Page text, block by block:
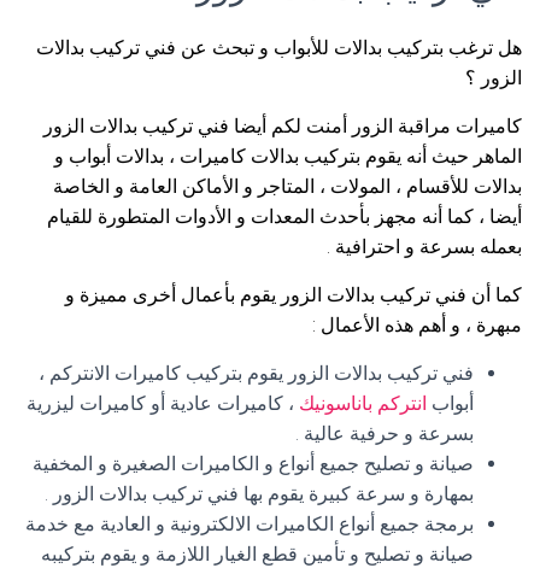
هل ترغب بتركيب بدالات للأبواب و تبحث عن فني تركيب بدالات
الزور ؟
كاميرات مراقبة الزور أمنت لكم أيضا فني تركيب بدالات الزور
الماهر حيث أنه يقوم بتركيب بدالات كاميرات ، بدالات أبواب و
بدالات للأقسام ، المولات ، المتاجر و الأماكن العامة و الخاصة
أيضا ، كما أنه مجهز بأحدث المعدات و الأدوات المتطورة للقيام
بعمله بسرعة و احترافية .
كما أن فني تركيب بدالات الزور يقوم بأعمال أخرى مميزة و
مبهرة ، و أهم هذه الأعمال :
فني تركيب بدالات الزور يقوم بتركيب كاميرات الانتركم ،
أبواب انتركم باناسونيك ، كاميرات عادية أو كاميرات ليزرية
بسرعة و حرفية عالية .
صيانة و تصليح جميع أنواع و الكاميرات الصغيرة و المخفية
بمهارة و سرعة كبيرة يقوم بها فني تركيب بدالات الزور .
برمجة جميع أنواع الكاميرات الالكترونية و العادية مع خدمة
صيانة و تصليح و تأمين قطع الغيار اللازمة و يقوم بتركيبه